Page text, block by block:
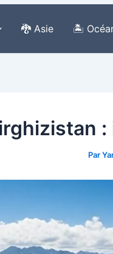
🐉 Asie 🏝️
Par